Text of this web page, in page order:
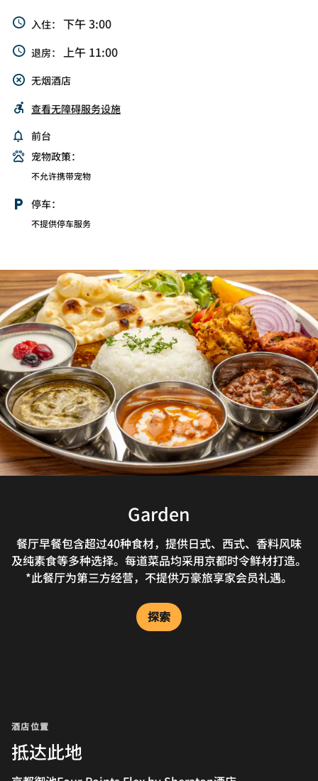
入住： 下午 3:00
退房： 上午 11:00
无烟酒店
查看无障碍服务设施
前台
宠物政策：
不允许携带宠物
停车：
不提供停车服务
Garden
餐厅早餐包含超过40种食材，提供日式、西式、香料风味
及纯素食等多种选择。每道菜品均采用京都时令鲜材打造。
*此餐厅为第三方经营，不提供万豪旅享家会员礼遇。
探索
酒店位置
抵达此地